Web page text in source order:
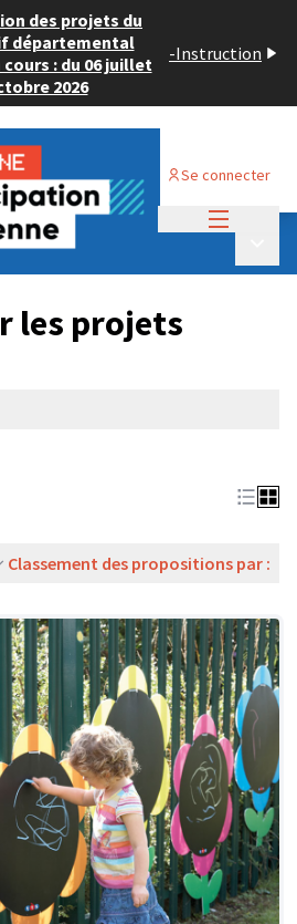
des projets du
départemental
cours : du 06 juillet
2026
-Instruction
Se connecter
2024
les projets
Classement des propositions par :